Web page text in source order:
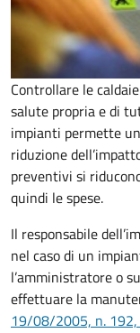
Controllare le
salute propria e di
impianti permette
riduzione
preventivi si
quindi le spese.
Il responsabile
nel caso di un
l’amministratore o
effettuare la
19/08/2005, n. 192,